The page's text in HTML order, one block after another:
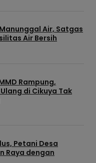
Air, Satgas
Air Bersih
Rampung,
di Cikuya Tak
Petani Desa
Raya dengan